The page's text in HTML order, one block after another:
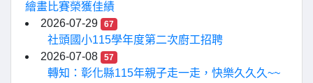
繪畫比賽榮獲佳績
2026-07-29
67
社頭國小115學年度第二次廚工招聘
2026-07-08
57
轉知：彰化縣115年親子走一走，快樂久久久~~